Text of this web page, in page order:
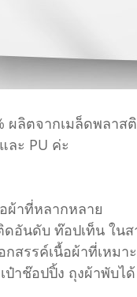
ผลิตจากเมล็ดพลา
ละ PU ค่ะ
ผ้าที่หลากหลาย
ดอันดับ ท๊อปเท็น ใ
สรรค์เนื้อผ้าที่เหมา
ป๋าช๊อปปิ้ง ถุงผ้าพับไ